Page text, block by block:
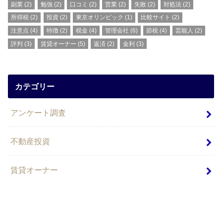
副業 (2) 勉強 (2) 口コミ (2) 営業 (2) 失敗 (2) 対処法 (2)
所得税 (2) 投資 (2) 東京オリンピック (1) 比較サイト (2)
注意点 (4) 特徴(2) 税金 (4) 管理会社 (6) 節税 (4) 芸能人 (2)
評判 (3) 賃貸オーナー (5) 返済 (2) 金利 (3)
カテゴリー
アンケート調査
不動産投資
賃貸オーナー